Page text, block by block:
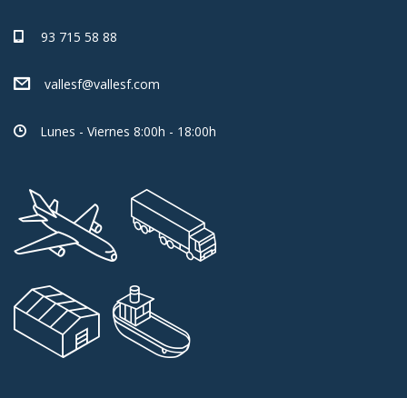
93 715 58 88
vallesf@vallesf.com
Lunes - Viernes 8:00h - 18:00h